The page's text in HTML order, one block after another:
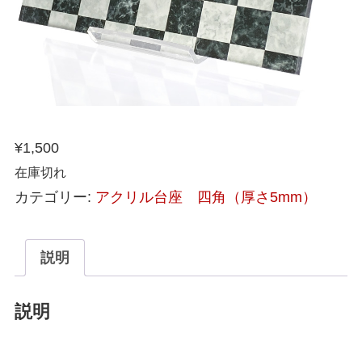
¥1,500
在庫切れ
カテゴリー: アクリル台座 四角（厚さ5mm）
説明
説明